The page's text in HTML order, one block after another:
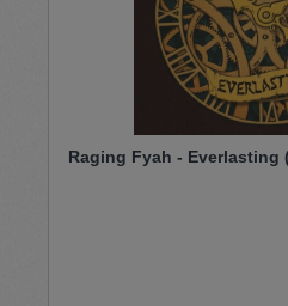
Raging Fyah - Everlasting